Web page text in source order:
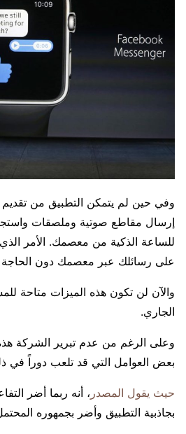
وفي حين لم يتمكن التطبيق من تقديم
إرسال مقاطع صوتية وملصقات
للساعة الذكية من معصمك. الأمر الذي
على رسائلك عبر معصمك دون الحاجة
الجاري.
وعلى الرغم من عدم تبرير الشركة هذه
بعض العوامل التي قد تلعب دوراً في
حيث يقول المصدر ، أنه ربما أضر
بجاذبية التطبيق وأضر بجمهوره